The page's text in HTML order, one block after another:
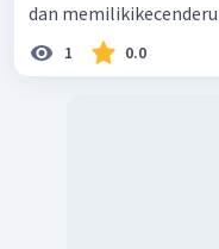
dan
1 0.0